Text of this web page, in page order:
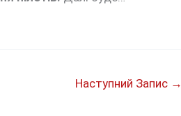
Наступний Запис →